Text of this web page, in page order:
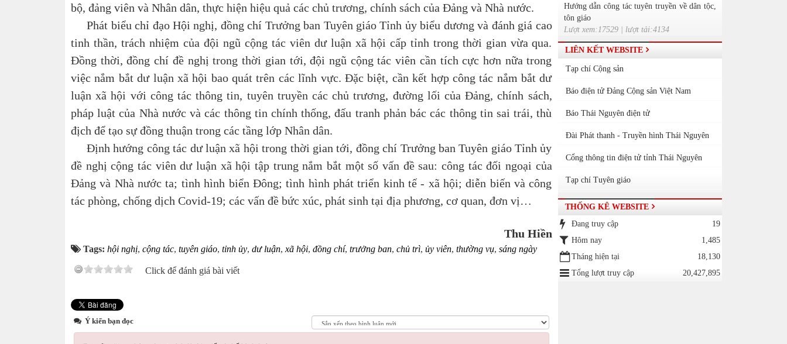
bộ, đảng viên và Nhân dân, thực hiện hiệu quả các chủ trương, chính sách của Đảng và Nhà nước.
Phát biểu chỉ đạo Hội nghị, đồng chí Trưởng ban Tuyên giáo Tỉnh ủy biểu dương và đánh giá cao
tinh thần, trách nhiệm của đội ngũ cộng tác viên dư luận xã hội cấp tỉnh trong thời gian vừa qua.
Đồng thời, đồng chí đề nghị trong thời gian tới, đội ngũ cộng tác viên cần tích cực hơn nữa trong
việc nắm bắt dư luận xã hội bao quát trên các lĩnh vực. Đặc biệt, cần kết hợp công tác nắm bắt dư
luận xã hội với công tác thông tin, tuyên truyền các chủ trương, đường lối của Đảng, chính sách,
pháp luật của Nhà nước và các thông tin chính thống, đấu tranh phản bác các thông tin sai trái, thù
địch để tạo sự đồng thuận trong các tầng lớp Nhân dân.
Định hướng công tác dư luận xã hội trong thời gian tới, đồng chí Trưởng ban Tuyên giáo Tỉnh ủy
đề nghị cộng tác viên dư luận xã hội tập trung nắm bắt một số vấn đề sau: công tác đối ngoại của
Đảng và Nhà nước ta; tình hình biển Đông; tình hình phát triển kinh tế - xã hội; diễn biến và công
tác phòng, chống dịch Covid-19; các vấn đề bức xúc, phát sinh tại địa phương, cơ quan, đơn vị…
Thu Hiền
Tags: hội nghị, cộng tác, tuyên giáo, tỉnh ủy, dư luận, xã hội, đồng chí, trưởng ban, chủ trì, ủy viên, thường vụ, sáng ngày
Click để đánh giá bài viết
Ý kiến bạn đọc
Hướng dẫn công tác tuyên truyền về dân tộc,
tôn giáo
Lượt xem:17529 | lượt tải:4134
LIÊN KẾT WEBSITE
Tạp chí Cộng sản
Báo điện tử Đảng Cộng sản Việt Nam
Báo Thái Nguyên điện tử
Đài Phát thanh - Truyền hình Thái Nguyên
Cổng thông tin điện tử tỉnh Thái Nguyên
Tạp chí Tuyên giáo
THỐNG KÊ WEBSITE
Đang truy cập
19
Hôm nay
1,485
Tháng hiện tại
18,130
Tổng lượt truy cập
20,427,895